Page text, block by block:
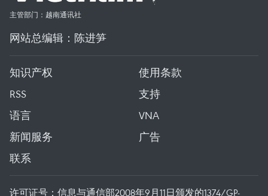
主管部门：越南通讯社
网站总编辑：陈进笋
知识产权
使用条款
RSS
支持
语言
VNA
新闻服务
广告
联系
许可证号：信息与通信部2008年9月11日颁发的1374/GP-